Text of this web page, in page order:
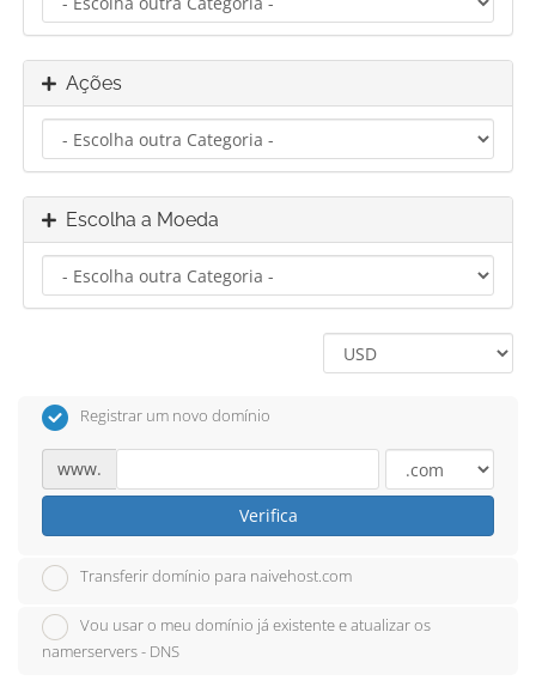
Ações
Escolha a Moeda
Registrar um novo domínio
www.
Verifica
Transferir domínio para naivehost.com
Vou usar o meu domínio já existente e atualizar os
namerservers - DNS